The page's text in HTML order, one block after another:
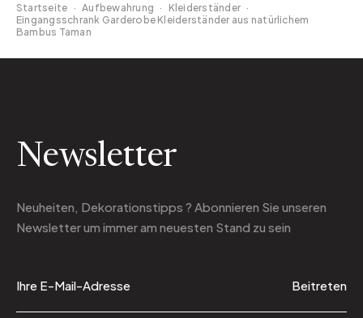
Startseite · Aufbewahrung · Kleiderständer ·
Eingangsschrank Garderobe Kleiderständer aus natürlichem
Bambus Taman
Newsletter
Neuheiten, Dekorationstipps ? Abonnieren Sie unseren
Newsletterum immer am neuesten Stand zu sein
Beitreten